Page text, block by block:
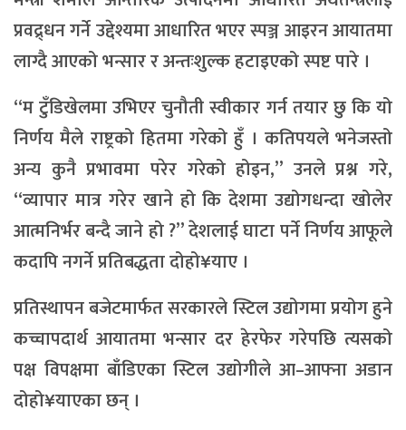
प्रवद्र्धन गर्ने उद्देश्यमा आधारित भएर स्पञ्ज आइरन आयातमा
लाग्दै आएको भन्सार र अन्तःशुल्क हटाइएको स्पष्ट पारे ।
“म टुँडिखेलमा उभिएर चुनौती स्वीकार गर्न तयार छु कि यो
निर्णय मैले राष्ट्रको हितमा गरेको हुँ । कतिपयले भनेजस्तो
अन्य कुनै प्रभावमा परेर गरेको होइन,” उनले प्रश्न गरे,
“व्यापार मात्र गरेर खाने हो कि देशमा उद्योगधन्दा खोलेर
आत्मनिर्भर बन्दै जाने हो ?” देशलाई घाटा पर्ने निर्णय आफूले
कदापि नगर्ने प्रतिबद्धता दोहो¥याए ।
प्रतिस्थापन बजेटमार्फत सरकारले स्टिल उद्योगमा प्रयोग हुने
कच्चापदार्थ आयातमा भन्सार दर हेरफेर गरेपछि त्यसको
पक्ष विपक्षमा बाँडिएका स्टिल उद्योगीले आ–आफ्ना अडान
दोहो¥याएका छन् ।